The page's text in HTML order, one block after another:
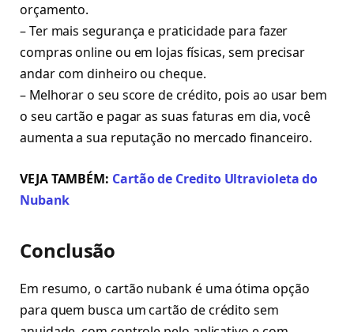
orçamento.
– Ter mais segurança e praticidade para fazer
compras online ou em lojas físicas, sem precisar
andar com dinheiro ou cheque.
– Melhorar o seu score de crédito, pois ao usar bem
o seu cartão e pagar as suas faturas em dia, você
aumenta a sua reputação no mercado financeiro.
VEJA TAMBÉM: Cartão de Credito Ultravioleta do
Nubank
Conclusão
Em resumo, o cartão nubank é uma ótima opção
para quem busca um cartão de crédito sem